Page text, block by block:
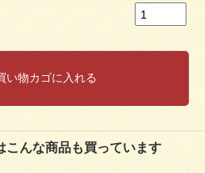
い物カゴに入れる
こんな商品も買っています